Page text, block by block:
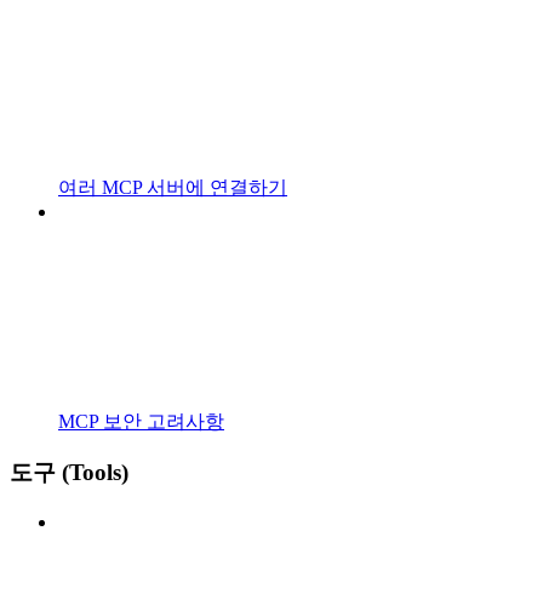
여러 MCP 서버에 연결하기
MCP 보안 고려사항
도구 (Tools)